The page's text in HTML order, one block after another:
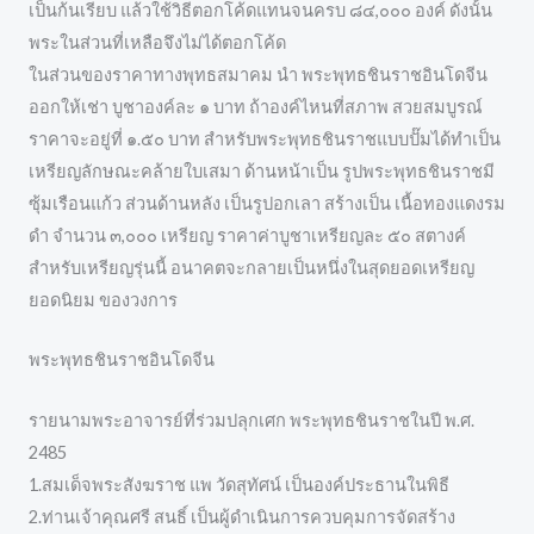
เป็นก้นเรียบ แล้วใช้วิธีตอกโค้ดแทนจนครบ ๘๔,๐๐๐ องค์ ดังนั้น
พระในส่วนที่เหลือจึงไม่ได้ตอกโค้ด
ในส่วนของราคาทางพุทธสมาคม นำ พระพุทธชินราชอินโดจีน
ออกให้เช่า บูชาองค์ละ ๑ บาท ถ้าองค์ไหนที่สภาพ สวยสมบูรณ์
ราคาจะอยู่ที่ ๑.๕๐ บาท สำหรับพระพุทธชินราชแบบปั๊มได้ทำเป็น
เหรียญลักษณะคล้ายใบเสมา ด้านหน้าเป็น รูปพระพุทธชินราชมี
ซุ้มเรือนแก้ว ส่วนด้านหลัง เป็นรูปอกเลา สร้างเป็น เนื้อทองแดงรม
ดำ จำนวน ๓,๐๐๐ เหรียญ ราคาค่าบูชาเหรียญละ ๕๐ สตางค์
สำหรับเหรียญรุ่นนี้ อนาคตจะกลายเป็นหนึ่งในสุดยอดเหรียญ
ยอดนิยม ของวงการ
พระพุทธชินราชอินโดจีน
รายนามพระอาจารย์ที่ร่วมปลุกเศก พระพุทธชินราชในปี พ.ศ.
2485
1.สมเด็จพระสังฆราช แพ วัดสุทัศน์ เป็นองค์ประธานในพิธี
2.ท่านเจ้าคุณศรี สนธิ์ เป็นผู้ดำเนินการควบคุมการจัดสร้าง